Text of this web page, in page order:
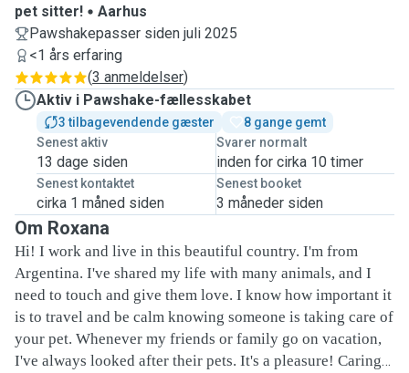
pet sitter!
Aarhus
Pawshakepasser siden juli 2025
<1 års erfaring
(3 anmeldelser)
Aktiv i Pawshake-fællesskabet
3 tilbagevendende gæster
8 gange gemt
Senest aktiv
13 dage siden
Svarer normalt
inden for cirka 10 timer
Senest kontaktet
cirka 1 måned siden
Senest booket
3 måneder siden
Om Roxana
Hi! I work and live in this beautiful country. I'm from
Argentina. I've shared my life with many animals, and I
need to touch and give them love. I know how important it
is to travel and be calm knowing someone is taking care of
your pet. Whenever my friends or family go on vacation,
I've always looked after their pets. It's a pleasure! Caring